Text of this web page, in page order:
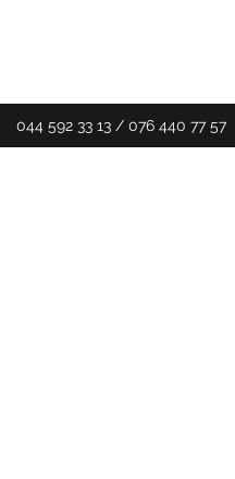
044 592 33 13 / 076 440 77 57